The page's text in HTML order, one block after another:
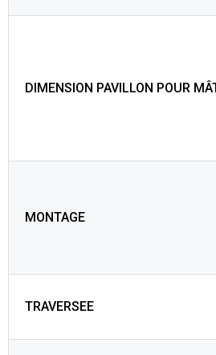
DIMENSION PAVILLON POUR
MONTAGE
TRAVERSEE